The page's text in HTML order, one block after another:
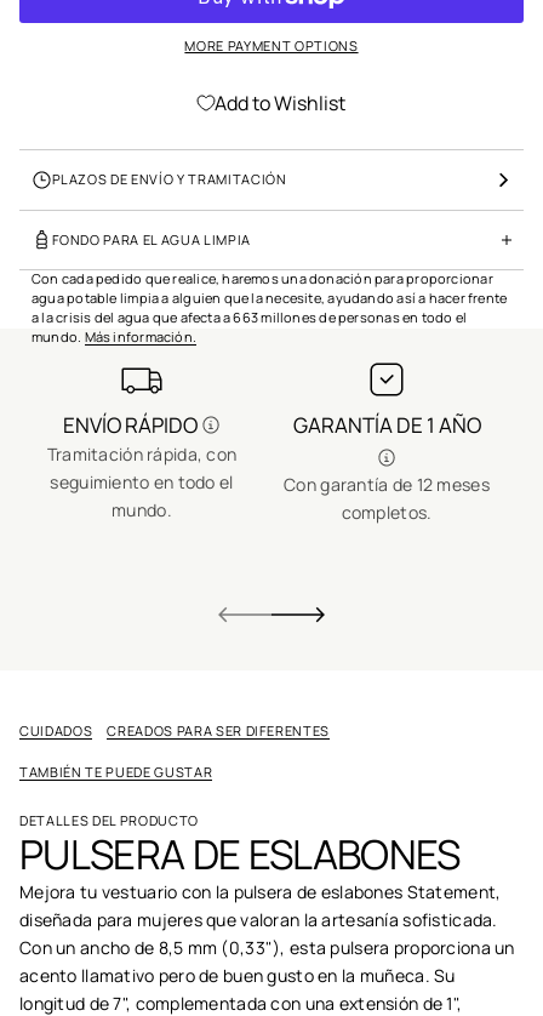
MORE PAYMENT OPTIONS
Add to Wishlist
PLAZOS DE ENVÍO Y TRAMITACIÓN
FONDO PARA EL AGUA LIMPIA
Con cada pedido que realice, haremos una donación para proporcionar
agua potable limpia a alguien que la necesite, ayudando así a hacer frente
a la crisis del agua que afecta a 663 millones de personas en todo el
mundo. Más información.
ENVÍO RÁPIDO
Tramitación rápida, con
seguimiento en todo el
mundo.
GARANTÍA DE 1 AÑO
Con garantía de 12 meses
completos.
CUIDADOS CREADOS PARA SER DIFERENTES
TAMBIÉN TE PUEDE GUSTAR
DETALLES DEL PRODUCTO
PULSERA DE ESLABONES
Mejora tu vestuario con la pulsera de eslabones Statement,
diseñada para mujeres que valoran la artesanía sofisticada.
Con un ancho de 8,5 mm (0,33"), esta pulsera proporciona un
acento llamativo pero de buen gusto en la muñeca. Su
longitud de 7", complementada con una extensión de 1",